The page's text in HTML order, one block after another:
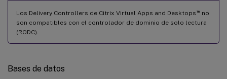
Los Delivery Controllers de Citrix Virtual Apps and Desktops ™no
son compatibles con el controlador de dominio de solo lectura
(RODC).
Bases de datos